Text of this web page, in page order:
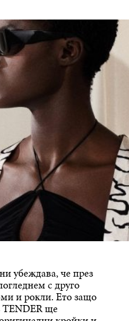
убеждава, че през
с друго
и рокли. Ето защо
TENDER ще